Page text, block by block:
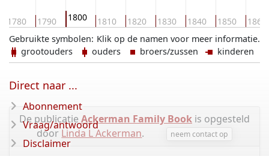
1780 1790 1800 1810 1820 1830 1840 1850 1860
Klik op de namen voor meer informatie.
Gebruikte symbolen:
grootouders
ouders broers/zussen kinderen
De publicatie Ackerman Family Book is opgesteld
door Linda L Ackerman. neem contact op
Direct naar ...
Abonnement
Vraag/antwoord
Disclaimer